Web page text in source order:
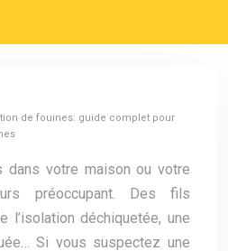
de fouines: guide complet pour
dans votre maison ou votre
préoccupant. Des fils
l’isolation déchiquetée, une
Si vous suspectez une